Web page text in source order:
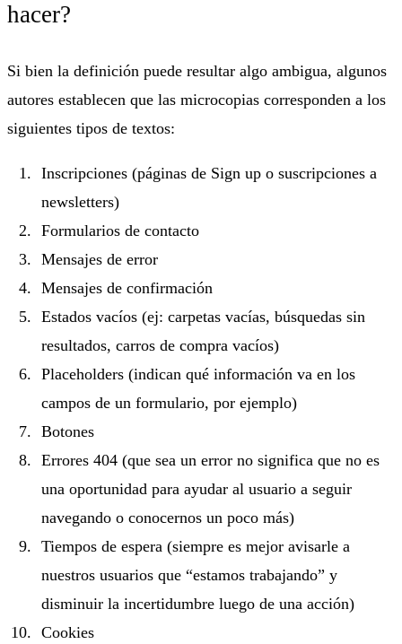
hacer?
Si bien la definición puede resultar algo ambigua, algunos
autores establecen que las microcopias corresponden a los
siguientes tipos de textos:
Inscripciones (páginas de Sign up o suscripciones a
newsletters)
Formularios de contacto
Mensajes de error
Mensajes de confirmación
Estados vacíos (ej: carpetas vacías, búsquedas sin
resultados, carros de compra vacíos)
Placeholders (indican qué información va en los
campos de un formulario, por ejemplo)
Botones
Errores 404 (que sea un error no significa que no es
una oportunidad para ayudar al usuario a seguir
navegando o conocernos un poco más)
Tiempos de espera (siempre es mejor avisarle a
nuestros usuarios que “estamos trabajando” y
disminuir la incertidumbre luego de una acción)
Cookies